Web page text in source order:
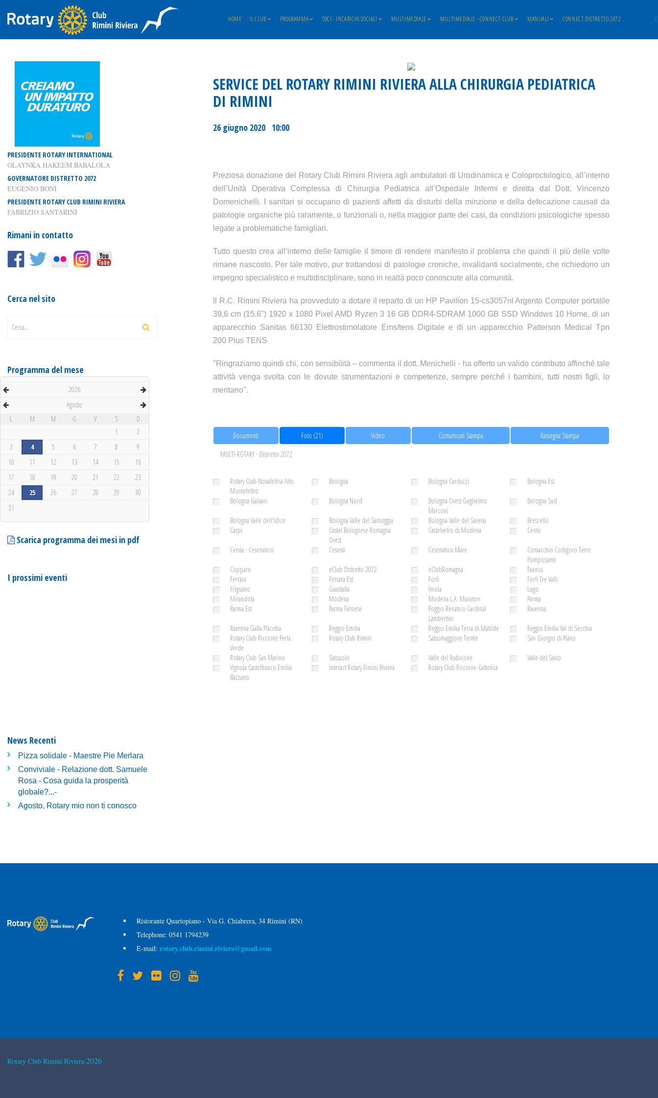
HOME IL CLUB PROGRAMMA SOCI - INCARICHI SOCIALI MULTIMEDIALE MULTIMEDIALE - CONNECT CLUB MANUALI CONNECT DISTRETTO 2072
PRESIDENTE ROTARY INTERNATIONAL
OLAYNKA HAKEEM BABALOLA
GOVERNATORE DISTRETTO 2072
EUGENIO BONI
PRESIDENTE ROTARY CLUB RIMINI RIVIERA
FABRIZIO SANTARINI
Rimani in contatto
Cerca nel sito
Cerca...
Programma del mese
2026
Agosto
L
M M G V S
D
1
2
3
4 5 6 7 8
9
10
11 12 13 14 15
16
17
18 19 20 21 22
23
24
25 26 27 28 29
30
31
Scarica programma dei mesi in pdf
I prossimi eventi
News Recenti
Pizza solidale - Maestre Pie Merlara
Conviviale - Relazione dott. Samuele
Rosa - Cosa guida la prosperità
globale?...-
Agosto, Rotary mio non ti conosco
SERVICE DEL ROTARY RIMINI RIVIERA ALLA CHIRURGIA PEDIATRICA
DI RIMINI
26 giugno 2020 10:00
Preziosa donazione del Rotary Club Rimini Riviera agli ambulatori di Urodinamica e Coloproctologico, all’interno
dell’Unità Operativa Complessa di Chirurgia Pediatrica all’Ospedale Infermi e diretta dal Dott. Vincenzo
Domenichelli. I sanitari si occupano di pazienti affetti da disturbi della minzione e della defecazione causati da
patologie organiche più raramente, o funzionali o, nella maggior parte dei casi, da condizioni psicologiche spesso
legate a problematiche famigliari.
Tutto questo crea all’interno delle famiglie il timore di rendere manifesto il problema che quindi il più delle volte
rimane nascosto. Per tale motivo, pur trattandosi di patologie croniche, invalidanti socialmente, che richiedono un
impegno specialistico e multidisciplinare, sono in realtà poco conosciute alla comunità.
Il R.C. Rimini Riviera ha provveduto a dotare il reparto di un HP Pavilion 15-cs3057nl Argento Computer portatile
39,6 cm (15.6") 1920 x 1080 Pixel AMD Ryzen 3 16 GB DDR4-SDRAM 1000 GB SSD Windows 10 Home, di un
apparecchio Sanitas 66130 Elettrostimolatore Ems/tens Digitale e di un apparecchio Patterson Medical Tpn
200 Plus TENS
"Ringraziamo quindi chi, con sensibilità – commenta il dott. Menichelli - ha offerto un valido contributo affinché tale
attività venga svolta con le dovute strumentazioni e competenze, sempre perché i bambini, tutti nostri figli, lo
meritano".
Documenti Foto (21) Video Comunicati Stampa
Rassegna Stampa
MULTI-ROTARY - Distretto 2072
Rotary Club Novafeltria Alto
Montefeltro
Bologna Bologna Carducci Bologna Est
Bologna Galvani Bologna Nord
Bologna Ovest Guglielmo
Marconi
Bologna Sud
Bologna Valle dell'Idice Bologna Valle del Samoggia Bologna Valle del Savena
Brescello
Carpi
Castel Bolognese Romagna
Ovest
Castelvetro di Modena Cento
Cervia - Cesenatico Cesena Cesenatico Mare
Comacchio Codigoro Terre
Pomposiane
Copparo
eClub Distretto 2072 eClubRomagna
Faenza
Ferrara
Ferrara Est Forlì
Forlì Tre Valli
Frignano
Guastalla Imola
Lugo
Mirandola
Modena Modena L.A. Muratori
Parma
Parma Est
Parma Farnese
Poggio Renatico Cardinal
Lambertini
Ravenna
Ravenna Galla Placidia Reggio Emilia Reggio Emilia Terra di Matilde
Reggio Emilia Val di Secchia
Rotary Club Riccione Perla
Verde
Rotary Club Rimini Salsomaggiore Terme San Giorgio di Piano
Rotary Club San Marino Sassuolo Valle del Rubicone
Valle del Savio
Vignola Castelfranco Emilia
Bazzano
Interact Rotary Rimini Riviera Rotary Club Riccione-Cattolica
Ristorante Quartopiano - Via G. Chiabrera, 34 Rimini (RN)
Telephone: 0541 1794239
E-mail: rotary.club.rimini.riviera@gmail.com
Rotary Club Rimini Riviera 2026